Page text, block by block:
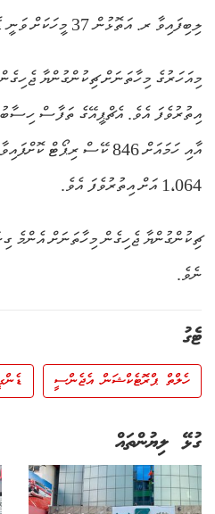
ލިބިފައިވާ ރ. އަތޮޅުން 37 މީހަކަށް ވަނީ ޑެންގީ ހުން ޖެހުނެވެ.
މިއަހަރުގެ މިހާތަނަށް ޗިކުންގުންޔާ
އިތުރުވެފަ އެވެ. އެޗްޕީއޭގެ ތަފާސް
އާއި ހަމައަށް 846 ކޭސް
1،064 އަށް އިތުރުވެފަ އެވެ.
ޗިކުންގުންޔާ ޖެހިގެން މިހާތަނަށް އެންމެ
ނެވެ.
ޓެގު
ހެލްތް ޕްރޮޓެކްޝަން އެޖެންސީ
ގުޅޭ ލިޔުންތައް